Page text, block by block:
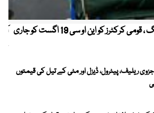
کیریبین پریمیئر لیگ ، قومی کرکٹرز کو این او سی 19 اگست کو جاری
ریلیف، پیٹرول، ڈیزل اور مٹی کے تیل کی قیمتوں